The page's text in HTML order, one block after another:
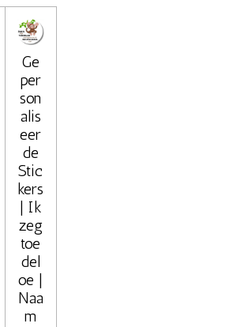
Ge
per
son
alis
eer
de
Stic
kers
| Ik
zeg
toe
del
oe |
Naa
m